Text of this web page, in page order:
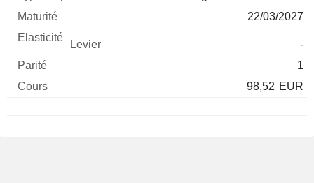
22/03/2027
-
1
98,52 EUR